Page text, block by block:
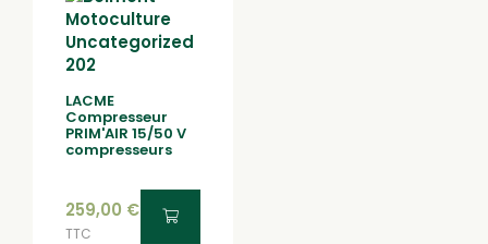
LACME
Compresseur
PRIM'AIR 15/50 V
compresseurs
259,00 €
TTC